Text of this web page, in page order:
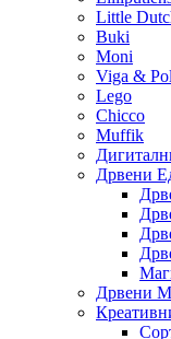
Little
Buki
Moni
Viga &
Lego
Chicco
Muffik
Дрвени
Дрвени